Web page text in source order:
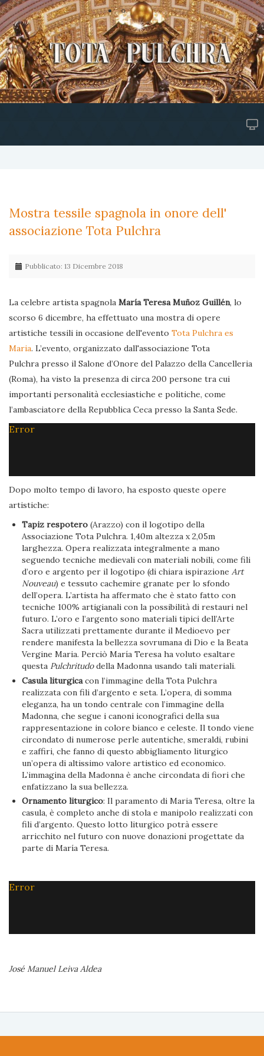
Mostra tessile spagnola in onore dell'
associazione Tota Pulchra
Pubblicato: 13 Dicembre 2018
La celebre artista spagnola María Teresa Muñoz Guillén, lo
scorso 6 dicembre, ha effettuato una mostra di opere
artistiche tessili in occasione dell'evento Tota Pulchra es
Maria. L’evento, organizzato dall'associazione Tota
Pulchra presso il Salone d’Onore del Palazzo della Cancelleria
(Roma), ha visto la presenza di circa 200 persone tra cui
importanti personalità ecclesiastiche e politiche, come
l’ambasciatore della Repubblica Ceca presso la Santa Sede.
Error
Dopo molto tempo di lavoro, ha esposto queste opere
artistiche:
Tapiz respotero (Arazzo) con il logotipo della
Associazione Tota Pulchra. 1,40m altezza x 2,05m
larghezza. Opera realizzata integralmente a mano
seguendo tecniche medievali con materiali nobili, come fili
d’oro e argento per il logotipo (di chiara ispirazioneArt
Nouveau) e tessuto cachemire granate per lo sfondo
dell’opera. L’artista ha affermato che è stato fatto con
tecniche 100% artigianali con la possibilità di restauri nel
futuro. L’oro e l’argento sono materiali tipici dell’Arte
Sacra utilizzati prettamente durante il Medioevo per
rendere manifesta la bellezza sovrumana di Dio e la Beata
Vergine Maria. Perciò María Teresa ha voluto esaltare
questa Pulchritudodella Madonna usando tali materiali.
Casula liturgicacon l’immagine della Tota Pulchra
realizzata con fili d’argento e seta. L’opera, di somma
eleganza, ha un tondo centrale con l’immagine della
Madonna, che segue i canoni iconografici della sua
rappresentazione in colore bianco e celeste. Il tondo viene
circondato di numerose perle autentiche, smeraldi, rubini
e zaffiri, che fanno di questo abbigliamento liturgico
un’opera di altissimo valore artistico ed economico.
L’immagina della Madonna è anche circondata di fiori che
enfatizzano la sua bellezza.
Ornamento liturgico: Il paramento di Maria Teresa, oltre la
casula, è completo anche di stola e manipolo realizzati con
fili d’argento. Questo lotto liturgico potrà essere
arricchito nel futuro con nuove donazioni progettate da
parte di María Teresa.
Error
José Manuel Leiva Aldea